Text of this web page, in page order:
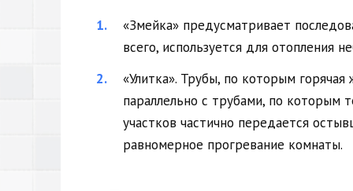
«Змейка» предусматривает
всего, используется для отопления
«Улитка». Трубы, по которым
параллельно с трубами, по которым
участков частично передается
равномерное прогревание комнаты.